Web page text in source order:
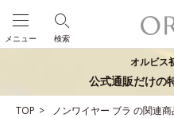
検索
メニュー
オルビス
公式通販だけの
TOP ノンワイヤー ブラ の関連商